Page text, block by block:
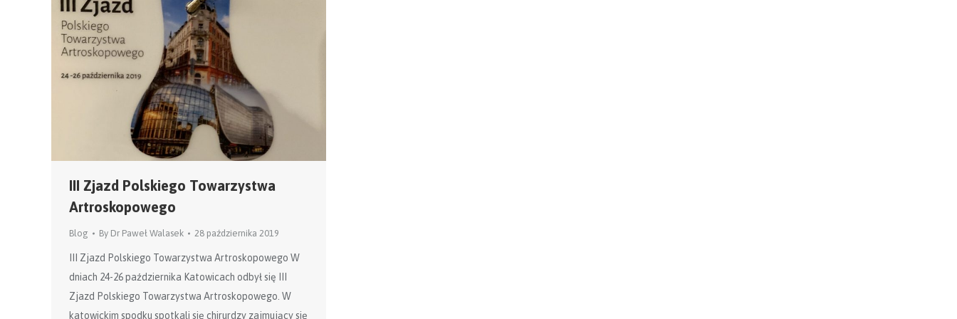
III Zjazd Polskiego Towarzystwa
Artroskopowego
Blog By Dr Paweł Walasek 28 października 2019
III Zjazd Polskiego Towarzystwa Artroskopowego W
dniach 24-26 października Katowicach odbył się III
Zjazd Polskiego Towarzystwa Artroskopowego. W
katowickim spodku spotkali się chirurdzy zajmujący się